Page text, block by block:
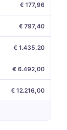
€ 177,96
€ 797,40
€ 1.435,20
€ 6.492,00
€ 12.216,00